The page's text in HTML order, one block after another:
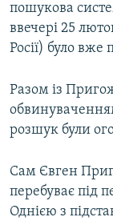
пошукова
ввечері 25
Росії) було вже
Разом із
розшук були
Сам Євген
перебуває під
Однією з